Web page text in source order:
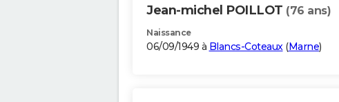
Jean-michel POILLOT (76 ans)
Naissance
06/09/1949 à Blancs-Coteaux(Marne)